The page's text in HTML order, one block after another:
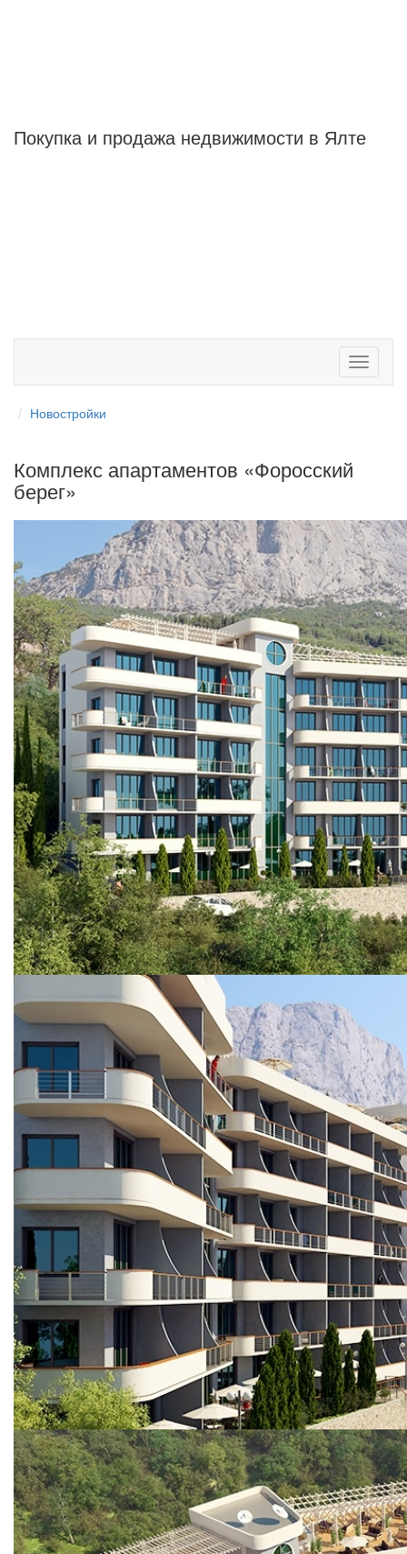
Покупка и продажа недвижимости в Ялте
Toggle
Новостройки
Комплекс апартаментов «Форосский
берег»